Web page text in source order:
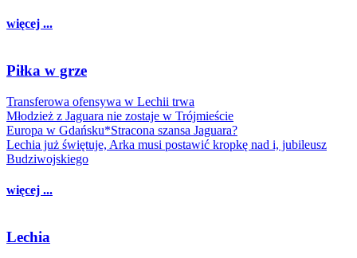
więcej ...
Piłka w grze
Transferowa ofensywa w Lechii trwa
Młodzież z Jaguara nie zostaje w Trójmieście
Europa w Gdańsku*Stracona szansa Jaguara?
Lechia już świętuje, Arka musi postawić kropkę nad i, jubileusz
Budziwojskiego
więcej ...
Lechia